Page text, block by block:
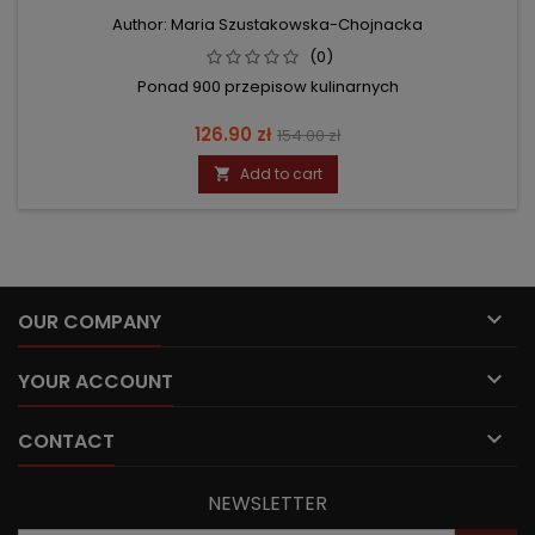
Author: Maria Szustakowska-Chojnacka
(0)
Ponad 900 przepisow kulinarnych
Price
126.90 zł Regular
price
154.00 zł
 Add to cart
OUR COMPANY 
YOUR ACCOUNT 
CONTACT 
NEWSLETTER